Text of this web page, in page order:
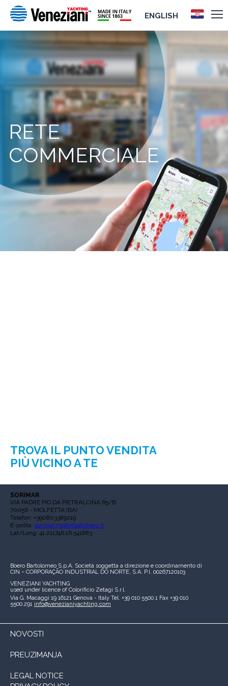
ENGLISH
RETE
COMMERCIALE
TROVA IL PUNTO VENDITA
PIÙ VICINO A TE
SORIMAR
VIA PADRE PIO DA PIETRALCINA 65/B
70056 - MOLFETTA (BA)
Telefon: +390803389219
E-pošta: sorimar.molfetta@libero.it
Lat/Long: 41.211746,16.541883
Boero Bartolomeo S.p.A. Società soggetta a direzione e coordinamento di
CIN – CORPORAÇÃO INDUSTRIAL DO NORTE, S.A. P.I. 00267120103
VENEZIANI YACHTING
used under licence of Colorificio Zetagi S.r.l.
Via G. Macaggi 19 16121 Genova - Italy Tel. +39 010 5500.1 Fax +39 010
5500.291 info@venezianiyachting.com
NOVOSTI
PREUZIMANJA
LEGAL NOTICE